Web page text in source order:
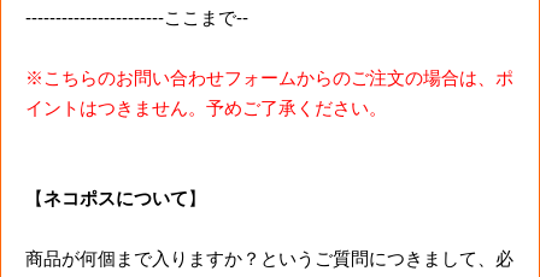
-----------------------ここまで--
※こちらのお問い合わせフォームからのご注文の場合は、ポ
イントはつきません。予めご了承ください。
【ネコポスについて】
商品が何個まで入りますか？というご質問につきまして、必